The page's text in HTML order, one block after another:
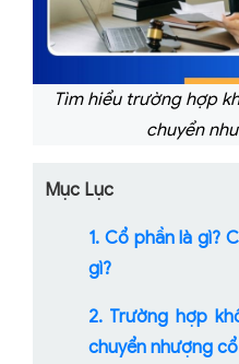
Tìm hiểu trường hợp
chuyển
Mục Lục
1. Cổ phần là gì?
gì?
2. Trường hợp
chuyển nhượng